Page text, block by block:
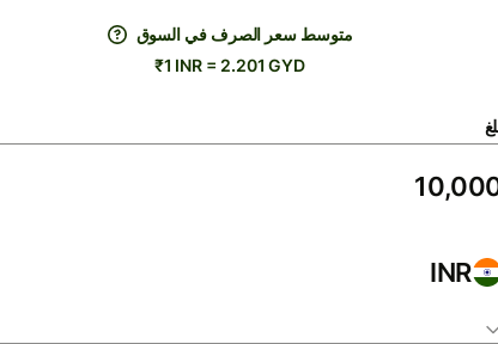
متوسط ​​سعر الصرف في السوق
₹1 INR = 2.201 GYD
INR